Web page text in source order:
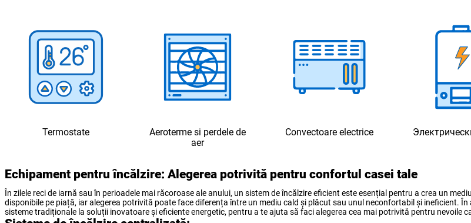
Termostate
Aeroterme si perdele de
aer
Convectoare electrice
Echipament pentru încălzire: Alegerea potrivită pentru confortul casei tale
În zilele reci de iarnă sau în perioadele mai răcoroase ale anului, un sistem de încălzire eficient este esențial pentru a crea un
disponibile pe piață, iar alegerea potrivită poate face diferența între un mediu cald și plăcut sau unul neconfortabil și ineficient.
sisteme tradiționale la soluții inovatoare și eficiente energetic, pentru a te ajuta să faci alegerea cea mai potrivită pentru nevoile